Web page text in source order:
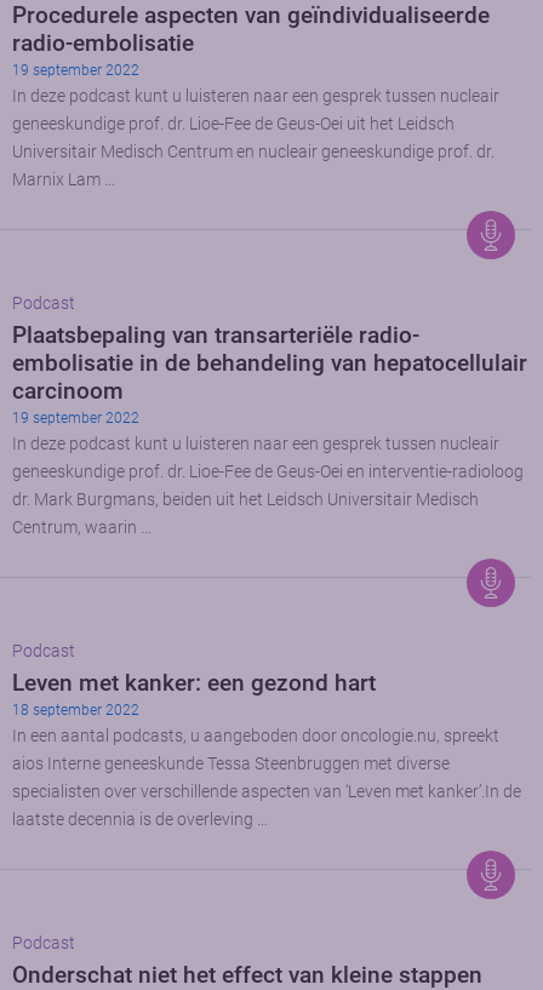
Procedurele aspecten van geïndividualiseerde
radio-embolisatie
19 september 2022
In deze podcast kunt u luisteren naar een gesprek tussen nucleair
geneeskundige prof. dr. Lioe-Fee de Geus-Oei uit het Leidsch
Universitair Medisch Centrum en nucleair geneeskundige prof. dr.
Marnix Lam …
Podcast
Plaatsbepaling van transarteriële radio-
embolisatie in de behandeling van hepatocellulair
carcinoom
19 september 2022
In deze podcast kunt u luisteren naar een gesprek tussen nucleair
geneeskundige prof. dr. Lioe-Fee de Geus-Oei en interventie-radioloog
dr. Mark Burgmans, beiden uit het Leidsch Universitair Medisch
Centrum, waarin …
Podcast
Leven met kanker: een gezond hart
18 september 2022
In een aantal podcasts, u aangeboden door oncologie.nu, spreekt
aios Interne geneeskunde Tessa Steenbruggen met diverse
specialisten over verschillende aspecten van ‘Leven met kanker’.In de
laatste decennia is de overleving …
Podcast
Onderschat niet het effect van kleine stappen